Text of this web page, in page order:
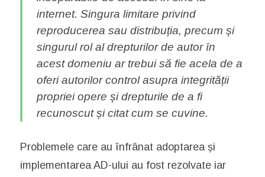
internet. Singura limitare privind
reproducerea sau distribuția, precum și
singurul rol al drepturilor de autor în
acest domeniu ar trebui să fie acela de a
oferi autorilor control asupra integrității
propriei opere și drepturile de a fi
recunoscut și citat cum se cuvine.
Problemele care au înfrânat adoptarea și
implementarea AD-ului au fost rezolvate iar